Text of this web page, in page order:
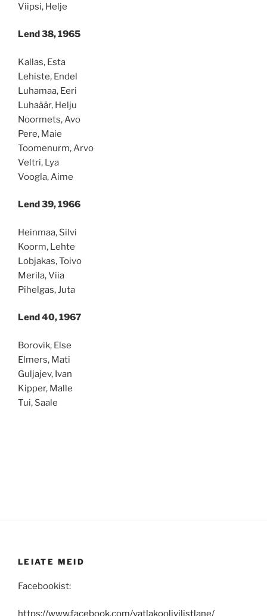
Viipsi, Helje
Lend 38, 1965
Kallas, Esta
Lehiste, Endel
Luhamaa, Eeri
Luhaäär, Helju
Noormets, Avo
Pere, Maie
Toomenurm, Arvo
Veltri, Lya
Voogla, Aime
Lend 39, 1966
Heinmaa, Silvi
Koorm, Lehte
Lobjakas, Toivo
Merila, Viia
Pihelgas, Juta
Lend 40, 1967
Borovik, Else
Elmers, Mati
Guljajev, Ivan
Kipper, Malle
Tui, Saale
LEIATE MEID
Facebookist: